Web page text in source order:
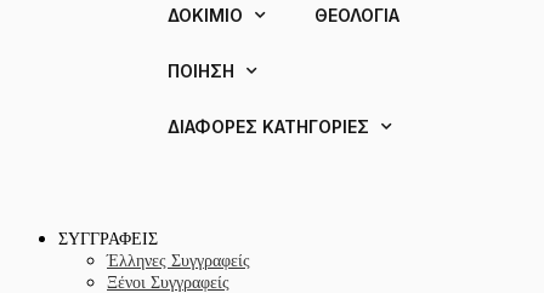
ΔΟΚΙΜΙΟ ΘΕΟΛΟΓΙΑ
ΠΟΙΗΣΗ
ΔΙΑΦΟΡΕΣ ΚΑΤΗΓΟΡΙΕΣ
ΣΥΓΓΡΑΦΕΙΣ
Έλληνες Συγγραφείς
Ξένοι Συγγραφείς